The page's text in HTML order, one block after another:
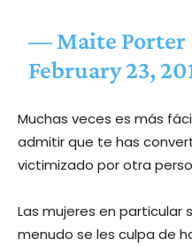
— Maite Porter
February 23,
Muchas veces es más
admitir que te has
victimizado por otra
Las mujeres en particular
menudo se les culpa de